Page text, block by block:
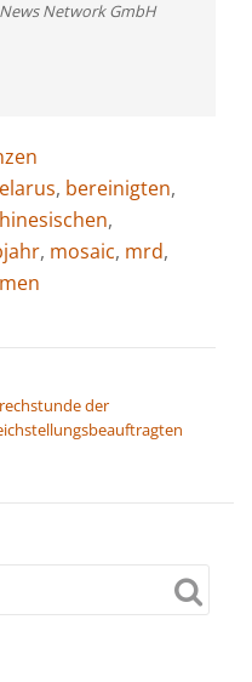
Network GmbH
, bereinigten,
,
, mosaic, mrd,
der